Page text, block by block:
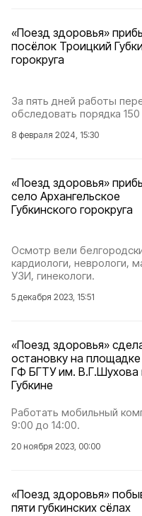
«Поезд здоровья»
посёлок Троицкий
горокруга
За пять дней работы
обследовать порядка
8 февраля 2024, 15:30
«Поезд здоровья»
село Архангельское
Губкинского горокруга
Осмотр вели
кардиологи, неврологи,
УЗИ, гинекологи.
5 декабря 2023, 15:51
«Поезд здоровья»
остановку на
ГФ БГТУ им. В.Г.Шухова
Губкине
Работать мобильный
9:00 до 14:00.
20 ноября 2023, 00:00
«Поезд здоровья»
пяти губкинских сёлах